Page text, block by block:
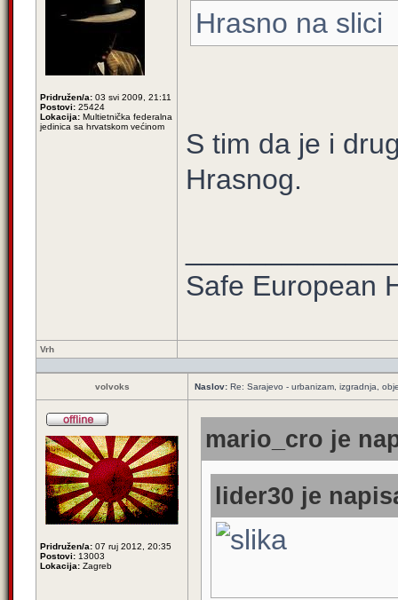
Pridružen/a: 03 svi 2009, 21:11
Postovi: 25424
Lokacija: Multietnička federalna
jedinica sa hrvatskom većinom
Hrasno na slici
S tim da je i
Hrasnog.
Safe European
Vrh
volvoks Naslov: Re: Sarajevo - urbanizam, izgradnja,
Pridružen/a: 07 ruj 2012, 20:35
Postovi: 13003
Lokacija: Zagreb
mario_cro je
lider30 je